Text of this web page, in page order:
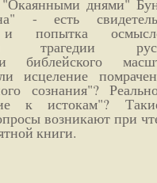
днями"
- есть
и попытка
трагедии
библейского
исцеление
сознания"?
к истокам"?
возникают при
книги.